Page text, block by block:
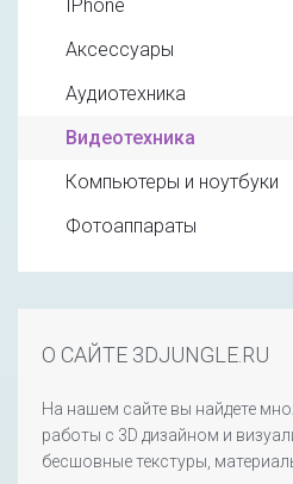
IPhone
Аксессуары
Аудиотехника
Видеотехника
Компьютеры и ноутбуки
Фотоаппараты
О САЙТЕ 3DJUNGLE.RU
На нашем сайте вы найдете
работы с 3D дизайном и
бесшовные текстуры,